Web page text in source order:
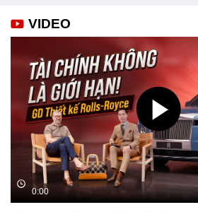
VIDEO
0:00